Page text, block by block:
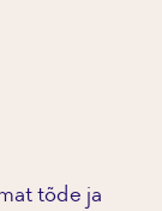
tõde ja